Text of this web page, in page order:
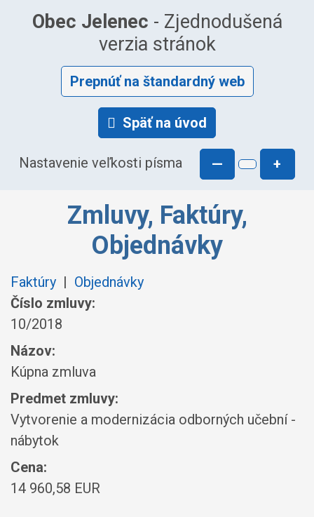
Obec Jelenec - Zjednodušená
verzia stránok
Prepnúť na štandardný web
Späť na úvod
Nastavenie veľkosti písma — +
Zmluvy, Faktúry,
Objednávky
Faktúry | Objednávky
Číslo zmluvy:
10/2018
Názov:
Kúpna zmluva
Predmet zmluvy:
Vytvorenie a modernizácia odborných učební -
nábytok
Cena:
14 960,58 EUR